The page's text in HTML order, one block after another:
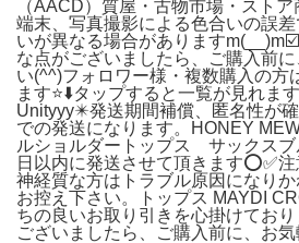
（AACD）質屋・古物市場・スト
端末、写真撮影による色合いの誤
いが異なる場合があります
な点がございましたら、ご購入前
い(^^)フォロワー様・複数購入の方
ます⭐️⬇️タップすると一覧が見
Unityyy✴️発送期間補償、匿名性が
での発送になります。HONEY
ルショルダートップス サックスブ
日以内に発送させて頂きます⭕️✅注
神経質な方はトラブル原因になり
お控え下さい。トップス MAYDI
ちの良いお取り引きを心掛けてお
ございましたら、ご購入前に、お気